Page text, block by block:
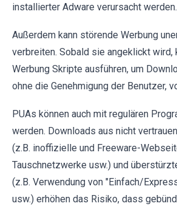
installierter Adware verursacht werden.
Außerdem kann störende Werbung
verbreiten. Sobald sie angeklickt wird,
Werbung Skripte ausführen, um
ohne die Genehmigung der Benutzer,
PUAs können auch mit regulären
werden. Downloads aus nicht
(z.B. inoffizielle und Freeware-
Tauschnetzwerke usw.) und
(z.B. Verwendung von "Einfach/
usw.) erhöhen das Risiko, dass